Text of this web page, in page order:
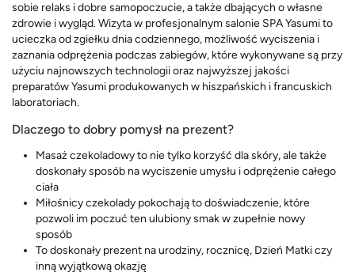
sobie relaks i dobre samopoczucie, a także dbających o własne
zdrowie i wygląd. Wizyta w profesjonalnym salonie SPA Yasumi to
ucieczka od zgiełku dnia codziennego, możliwość wyciszenia i
zaznania odprężenia podczas zabiegów, które wykonywane są przy
użyciu najnowszych technologii oraz najwyższej jakości
preparatów Yasumi produkowanych w hiszpańskich i francuskich
laboratoriach.
Dlaczego to dobry pomysł na prezent?
Masaż czekoladowy to nie tylko korzyść dla skóry, ale także
doskonały sposób na wyciszenie umysłu i odprężenie całego
ciała
Miłośnicy czekolady pokochają to doświadczenie, które
pozwoli im poczuć ten ulubiony smak w zupełnie nowy
sposób
To doskonały prezent na urodziny, rocznicę, Dzień Matki czy
inną wyjątkową okazję